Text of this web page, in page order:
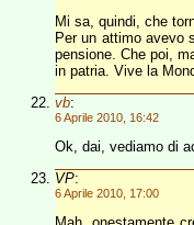
Mi sa, quindi, che
Per un attimo avevo
pensione. Che poi,
in patria. Vive la
vb:
6 Aprile 2010, 16:42
Ok, dai, vediamo di
VP:
6 Aprile 2010, 17:00